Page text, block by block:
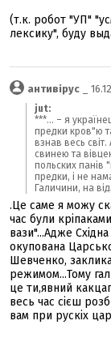
(т.к. робот "УП"
лексику", буду
антивірус _
jut:
***... – я
предки кров"ю
взнав весь
свинею та
польских панів
предки, і не
Галичини, на
.Це саме я можу
час були
вази"...Адже
окупована
Шевченко,
режимом...Тому
це ти,явний
весь час сієш
вам при рускіх